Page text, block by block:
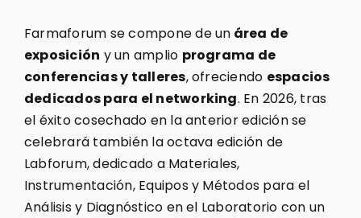
Farmaforum se compone de un área de
exposición y un amplio programa de
conferencias y talleres, ofreciendo espacios
dedicados para el networking. En 2026, tras
el éxito cosechado en la anterior edición se
celebrará también la octava edición de
Labforum, dedicado a Materiales,
Instrumentación, Equipos y Métodos para el
Análisis y Diagnóstico en el Laboratorio con un